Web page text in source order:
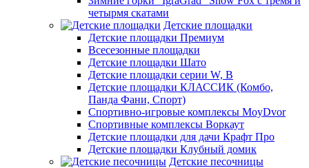
четырмя скатами
Детские площадки
Детские площадки Премиум
Всесезонные площадки
Детские площадки Шато
Детские площадки серии W, В
Детские площадки КЛАССИК (Комбо,
Панда Фани, Спорт)
Спортивно-игровые комплексы MoyDvor
Спортивные комплексы Воркаут
Детские площадки для дачи Крафт Про
Детские площадки Клубный домик
Детские песочницы